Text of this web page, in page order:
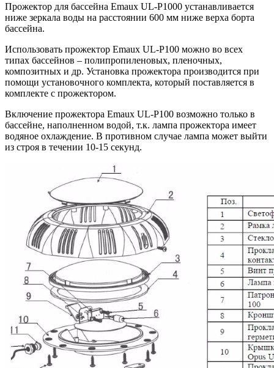
Прожектор для бассейна Emaux UL-P1000 устанавливается
ниже зеркала воды на расстоянии ­­­­600 мм ниже верха борта
бассейна.
Использовать прожектор Emaux UL-P100 можно во всех
типах бассейнов – полипропиленовых, пленочных,
композитных и др. Установка прожектора производится при
помощи установочного комплекта, который поставляется в
комплекте с прожектором.
Включение прожектора Emaux UL-P100 возможно только в
бассейне, наполненном водой, т.к. лампа прожектора имеет
водяное охлаждение. В противном случае лампа может выйти
из строя в течении 10-15 секунд.